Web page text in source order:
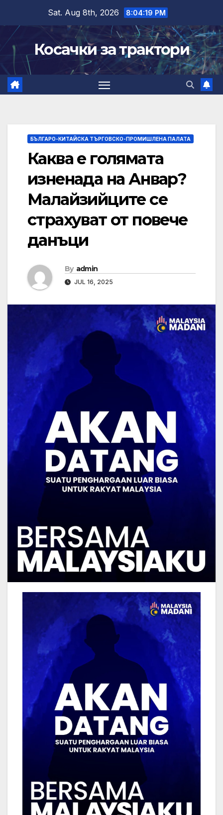
content
Sat. Aug 8th, 2026 8:04:20 PM
Косачки за трактори
БЪЛГАРО-КИТАЙСКА ТЪРГОВСКО-ПРОМИШЛЕНА ПАЛАТА
Каква е голямата
изненада на Анвар?
Малайзийците се
страхуват от повече
данъци
By admin
JUL 16, 2025